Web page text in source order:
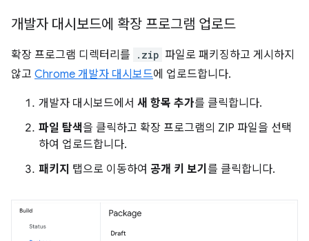
개발자 대시보드에 확장 프로그램 업로드
확장 프로그램 디렉터리를 .zip 파일로 패키징하고 게시하지
않고 Chrome 개발자 대시보드에 업로드합니다.
개발자 대시보드에서 새 항목 추가를 클릭합니다.
파일 탐색을 클릭하고 확장 프로그램의 ZIP 파일을 선택
하여 업로드합니다.
패키지 탭으로 이동하여 공개 키 보기 를 클릭합니다.